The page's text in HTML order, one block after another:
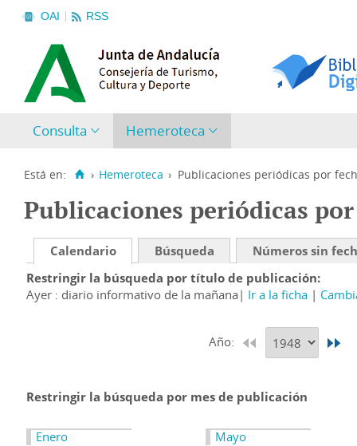
OAI RSS
Consulta Hemeroteca
Está en: › Hemeroteca › Publicaciones periódicas por
Publicaciones periódicas
Calendario Búsqueda
Números sin
Restringir la búsqueda por título de publicación
Ayer : diario informativo de la mañana
Ir a la ficha
Año:
Restringir la búsqueda por mes de publicación
Enero
Mayo